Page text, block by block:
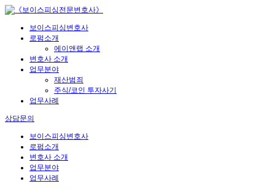
보이스피싱변호사
로펌소개
에이앤랩 소개
변호사 소개
업무분야
재산범죄
주식/코인 투자사기
업무사례
상담문의
보이스피싱변호사
로펌소개
변호사 소개
업무분야
업무사례